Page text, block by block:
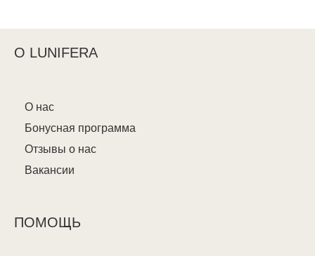
О LUNIFERA
О нас
Бонусная программа
Отзывы о нас
Вакансии
ПОМОЩЬ